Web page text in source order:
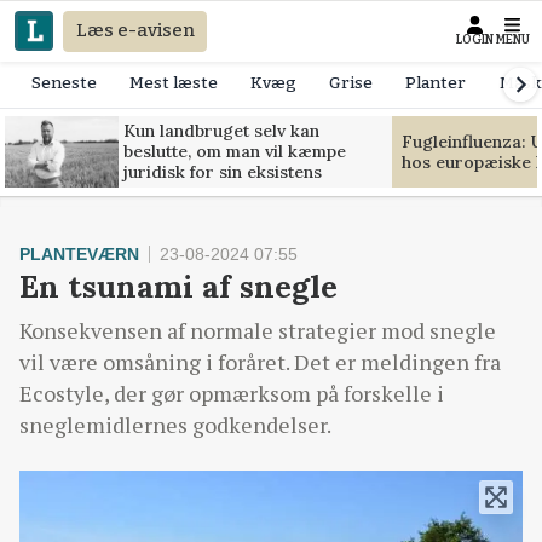
Læs e-avisen LOGIN MENU
Seneste Mest læste Kvæg Grise Planter
Kun landbruget selv kan
beslutte, om man vil kæmpe
juridisk for sin eksistens
Fugleinfluenza:
hos europæiske
PLANTEVÆRN 23-08-2024 07:55
En tsunami af snegle
Konsekvensen af normale strategier mod snegle
vil være omsåning i foråret. Det er meldingen fra
Ecostyle, der gør opmærksom på forskelle i
sneglemidlernes godkendelser.